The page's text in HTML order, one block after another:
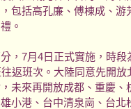
包括高孔廉、傅棟成、
。
，7月4日正式實施，時
返班次。大陸同意先開
未來再開放成都、重慶
小港、台中清泉崗、台